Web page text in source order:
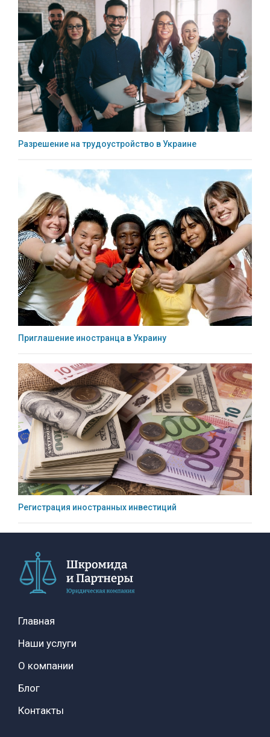
Разрешение на трудоустройство в Украине
Приглашение иностранца в Украину
Регистрация иностранных инвестиций
Главная
Наши услуги
О компании
Блог
Контакты